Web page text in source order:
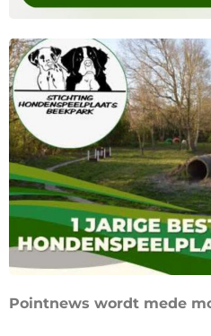
Pointnews wordt mede